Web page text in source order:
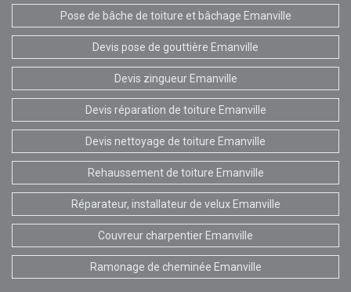
Pose de bâche de toiture et bâchage Emanville
Devis pose de gouttière Emanville
Devis zingueur Emanville
Devis réparation de toiture Emanville
Devis nettoyage de toiture Emanville
Rehaussement de toiture Emanville
Réparateur, installateur de velux Emanville
Couvreur charpentier Emanville
Ramonage de cheminée Emanville